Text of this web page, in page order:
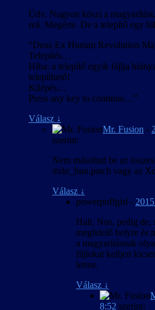
Üdv. Nagyon köszi a
reá. Megérte. De a telepítő egy
“Deus Ex Human Revolution
Telepítés…
Hiba: a telepítő egyik fájlja
telepíthető!
Kilépés…
Press any key to continue…”
Válasz ↓
Mr. Fusion -
szerint:
Nem másoltad be az
dxhr_hun.patch vagy az
Válasz ↓
powerpuffgirl -
Hali. Nos, pedig de,
megfelelő helyre és
a magyarításnak
fájlokat kelljen
lenne.
Válasz ↓
8:52 szerint: